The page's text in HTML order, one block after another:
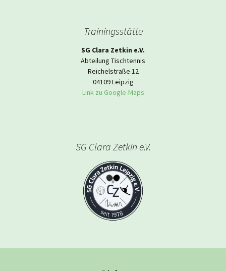
Trainingsstätte
SG Clara Zetkin e.V.
Abteilung Tischtennis
Reichelstraße 12
04109 Leipzig
Link zu Google-Maps
SG Clara Zetkin e.V.